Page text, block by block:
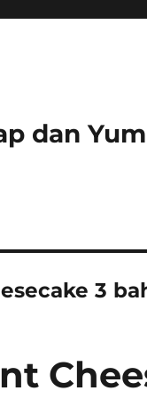
dan
3